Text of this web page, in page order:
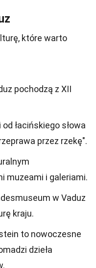
które warto
pochodzą z XII
łacińskiego słowa
przez rzekę".
muzeami i galeriami.
w Vaduz
kraju.
to nowoczesne
dzieła